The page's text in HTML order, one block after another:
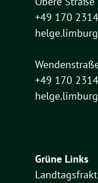
+49 170
+49 170
Grüne Links